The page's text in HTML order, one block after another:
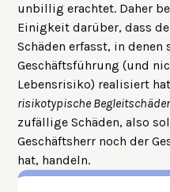
unbillig erachtet. Daher
Einigkeit darüber, dass
Schäden erfasst, in
Geschäftsführung (und
Lebensrisiko) realisiert
risikotypische
zufällige Schäden, also
Geschäftsherr noch der
hat, handeln.